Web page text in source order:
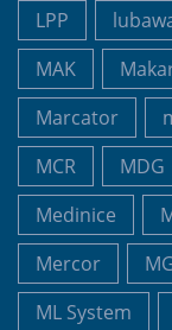
LPP
MAK
Marcator
MCR
MDG
Medinice
Mercor
ML System